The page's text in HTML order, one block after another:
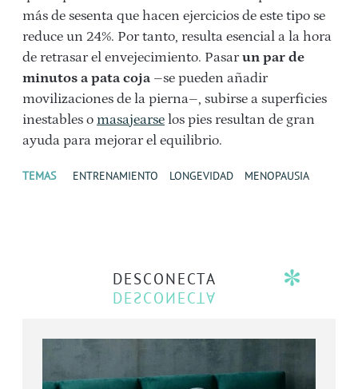
más de sesenta que hacen ejercicios de este tipo se
reduce un 24%. Por tanto, resulta esencial a la hora
de retrasar el envejecimiento. Pasarun par de
minutos a pata coja –se pueden añadir
movilizaciones de la pierna–, subirse a superficies
inestables o masajearse los pies resultan de gran
ayuda para mejorar el equilibrio.
TEMAS ENTRENAMIENTO LONGEVIDAD MENOPAUSIA
DESCONECTA